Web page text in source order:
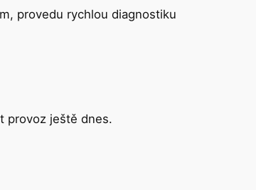
provedu rychlou diagnostiku
provoz ještě dnes.